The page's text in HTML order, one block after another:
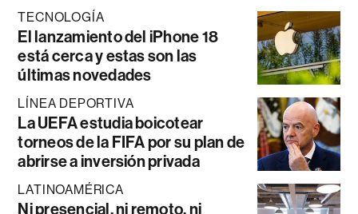
TECNOLOGÍA
El lanzamiento del iPhone 18
está cerca y estas son las
últimas novedades
LÍNEA DEPORTIVA
La UEFA estudia boicotear
torneos de la FIFA por su plan de
abrirse a inversión privada
LATINOAMÉRICA
Ni presencial, ni remoto, ni